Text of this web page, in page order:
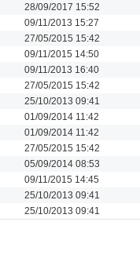
28/09/2017 15:52
09/11/2013 15:27
27/05/2015 15:42
09/11/2015 14:50
09/11/2013 16:40
27/05/2015 15:42
25/10/2013 09:41
01/09/2014 11:42
01/09/2014 11:42
27/05/2015 15:42
05/09/2014 08:53
09/11/2015 14:45
25/10/2013 09:41
25/10/2013 09:41